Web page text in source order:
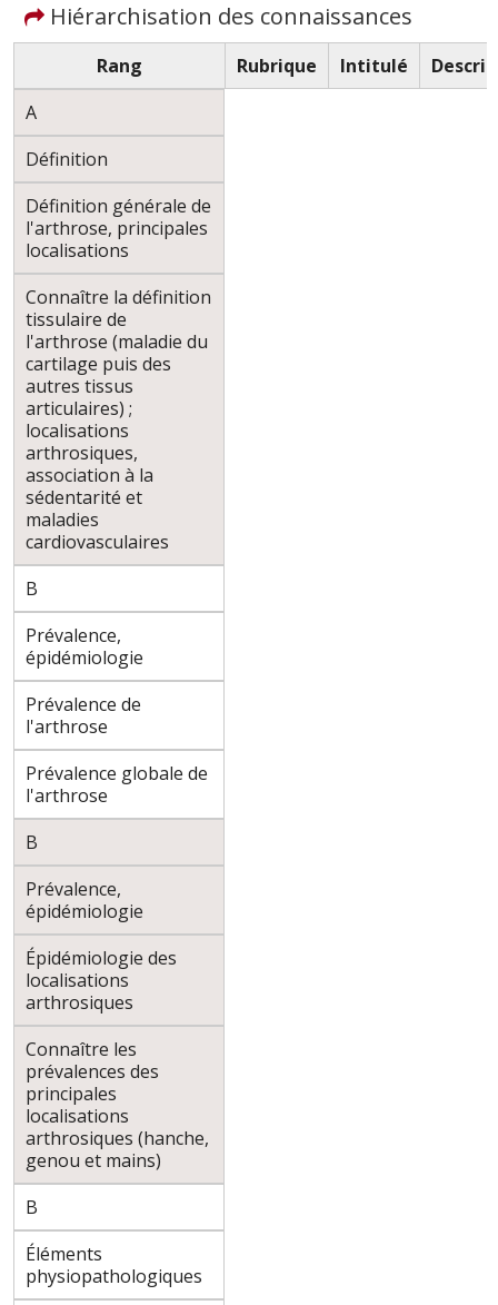
Hiérarchisation des connaissances
Rang Rubrique Intitulé
A
Définition
Définition générale de
l'arthrose, principales
localisations
Connaître la définition
tissulaire de
l'arthrose (maladie du
cartilage puis des
autres tissus
articulaires) ;
localisations
arthrosiques,
association à la
sédentarité et
maladies
cardiovasculaires
B
Prévalence,
épidémiologie
Prévalence de
l'arthrose
Prévalence globale de
l'arthrose
B
Prévalence,
épidémiologie
Épidémiologie des
localisations
arthrosiques
Connaître les
prévalences des
principales
localisations
arthrosiques (hanche,
genou et mains)
B
Éléments
physiopathologiques